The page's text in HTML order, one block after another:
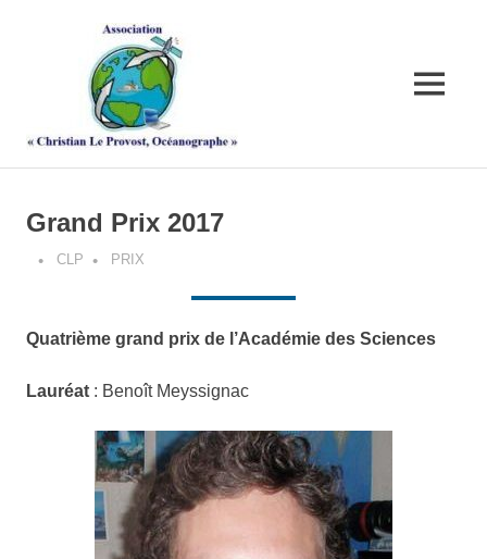
"ChristianMENU
Grand Prix 2017
CLP PRIX
Quatrième grand prix de l’Académie des Sciences
Lauréat : Benoît Meyssignac